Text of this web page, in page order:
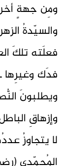
ومِن جهةٍ
والسيّدةُ
فعلَته تلكَ
فدَك وغيرِها
ويطلبونَ
وإزهاقِ
لا يتجاوزُ